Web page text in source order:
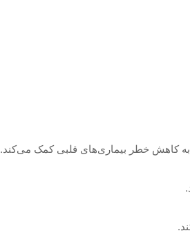
کاهش خطر بیماری‌های قلبی کمک می‌کند.